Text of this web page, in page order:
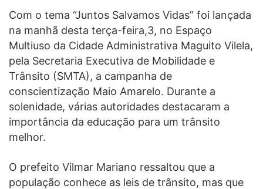
Com o tema “Juntos Salvamos Vidas” foi lançada
na manhã desta terça-feira,3, no Espaço
Multiuso da Cidade Administrativa Maguito Vilela,
pela Secretaria Executiva de Mobilidade e
Trânsito (SMTA), a campanha de
conscientização Maio Amarelo. Durante a
solenidade, várias autoridades destacaram a
importância da educação para um trânsito
melhor.
O prefeito Vilmar Mariano ressaltou que a
população conhece as leis de trânsito, mas que